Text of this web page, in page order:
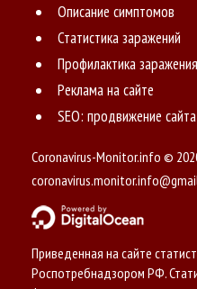
Описание симптомов
Статистика заражений
Профилактика заражения
Реклама на сайте
SEO: продвижение сайта
Coronavirus-Monitor.info ©
Приведенная на сайте
Роспотребнадзором РФ.